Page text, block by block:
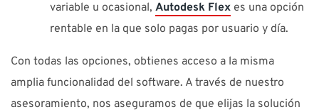
variable u ocasional, Autodesk Flex es una opción
rentable en la que solo pagas por usuario y día.
Con todas las opciones, obtienes acceso a la misma
amplia funcionalidad del software. A través de nuestro
asesoramiento, nos aseguramos de que elijas la solución